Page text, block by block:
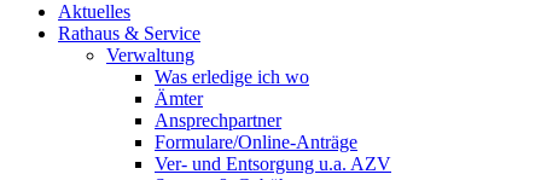
Aktuelles
Rathaus & Service
Verwaltung
Was erledige ich wo
Ämter
Ansprechpartner
Formulare/Online-Anträge
Ver- und Entsorgung u.a. AZV